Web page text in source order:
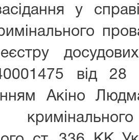
у
від
Акіно